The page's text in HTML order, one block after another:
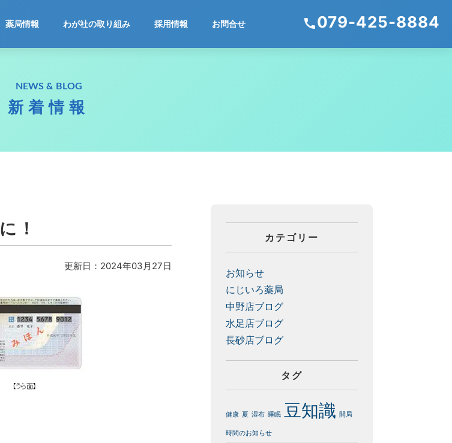
薬局情報 わが社の取り組み 採用情報 お問合せ call079-425-8884
ホーム
新着情報
NEWS & BLOG
新着情報
！
更新日：2024年03月27日
カテゴリー
お知らせ
にじいろ薬局
中野店ブログ
水足店ブログ
長砂店ブログ
タグ
健康 夏 湿布 睡眠 豆知識 開局
時間のお知らせ